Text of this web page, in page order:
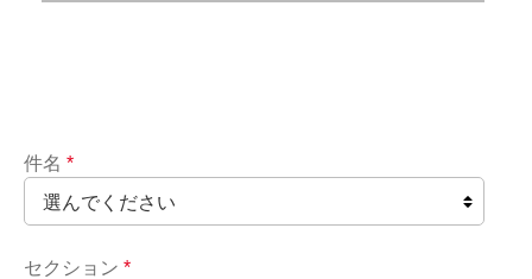
件名 *
セクション *